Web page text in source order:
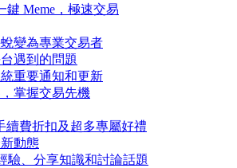
鍵 Meme，極速交易
變為專業交易者
遇到的問題
重要通知和更新
掌握交易先機
續費折扣及超多專屬好禮
動態
驗、分享知識和討論話題